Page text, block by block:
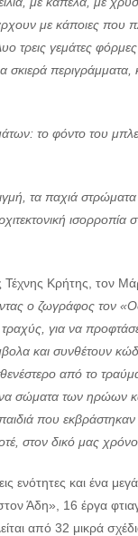
με κάποιες που
γεμάτες φόρμες
περιγράμματα,
το φόντο του
τα παχιά
Κρήτης, τον
ο ζωγράφος τον
για να
και συνθέτουν
από το
σώματα των ηρώων
που
στον δικό μας
ενότητες και ένα
Άδη», 16 έργα
από 32 μικρά